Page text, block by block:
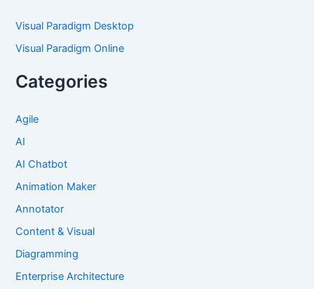
Visual Paradigm Desktop
Visual Paradigm Online
Categories
Agile
AI
AI Chatbot
Animation Maker
Annotator
Content & Visual
Diagramming
Enterprise Architecture